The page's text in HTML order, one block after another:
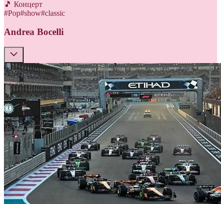
🎵 Концерт
#Pop#show#classic
Andrea Bocelli